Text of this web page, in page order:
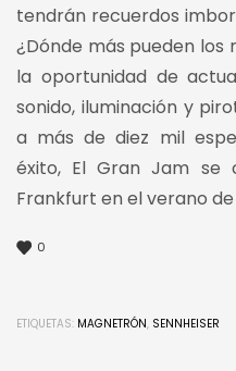
tendrán recuerdos
¿Dónde más pueden
la oportunidad de
sonido, iluminación y
a más de diez mil
éxito, El Gran Jam se
Frankfurt en el verano de
0
ETIQUETAS: MAGNETRÓN, SENNHEISER